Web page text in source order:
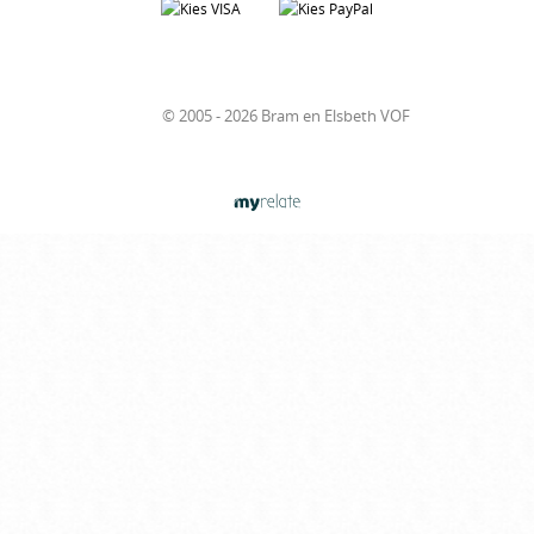
© 2005 - 2026 Bram en Elsbeth VOF